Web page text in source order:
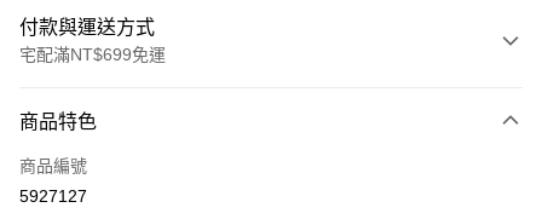
付款與運送方式
宅配滿NT$699免運
信用卡一次付款
信用卡分期付款
商品特色
商品編號
5927127